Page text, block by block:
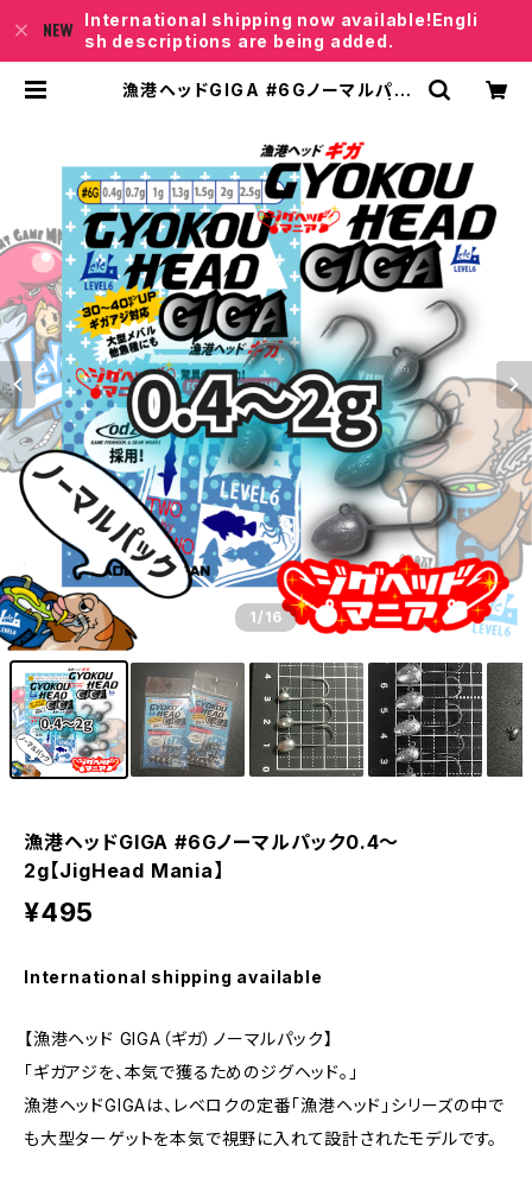
International shipping now available!Engli
sh descriptions are being added.
漁港ヘッドGIGA #6Gノーマルパッ
1 /16
漁港ヘッドGIGA #6Gノーマルパック0.4～
2g【JigHead Mania】
¥495
International shipping available
【漁港ヘッド GIGA（ギガ）ノーマルパック】
「ギガアジを、本気で獲るためのジグヘッド。」
漁港ヘッドGIGAは、レベロクの定番「漁港ヘッド」シリーズの中で
も大型ターゲットを本気で視野に入れて設計されたモデルです。